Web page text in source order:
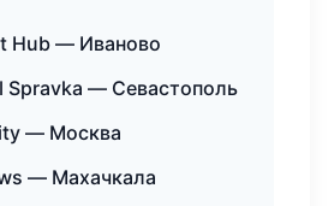
Hub — Иваново
Spravka — Севастополь
— Москва
— Махачкала